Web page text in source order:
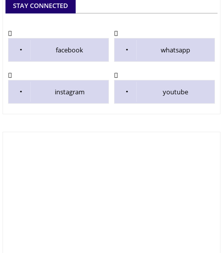
STAY CONNECTED
facebook whatsapp
instagram youtube